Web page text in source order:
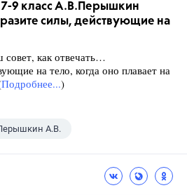
7-9 класс А.В.Перышкин
силы, действующие на
как отвечать…
на тело, когда оно плавает на
Подробнее...)
А.В.